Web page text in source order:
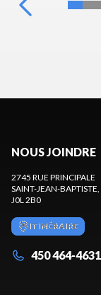
NOUS JOINDRE
2745 RUE PRINCIPALE
SAINT-JEAN-BAPTISTE
J0L 2B0
ITINÉRAIRE
450 464-4631